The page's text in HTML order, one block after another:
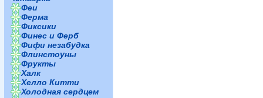
Феи
Ферма
Фиксики
Финес и Ферб
Фифи незабудка
Флинстоуны
Фрукты
Халк
Хелло Китти
Холодная сердцем